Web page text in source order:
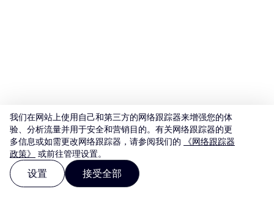
我们在网站上使用自己和第三方的网络跟踪器来增强您的体
验、分析流量并用于安全和营销目的。有关网络跟踪器的更
多信息或如需更改网络跟踪器，请参阅我们的
《网络跟踪器
政策》
或前往管理设置。
设置 接受全部